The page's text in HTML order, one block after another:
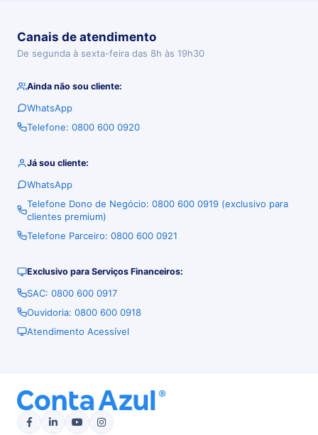
Canais de atendimento
De segunda à sexta-feira das 8h às 19h30
Ainda não sou cliente:
WhatsApp
Telefone: 0800 600 0920
Já sou cliente:
WhatsApp
Telefone Dono de Negócio: 0800 600 0919 (exclusivo para
clientes premium)
Telefone Parceiro: 0800 600 0921
Exclusivo para Serviços Financeiros:
SAC: 0800 600 0917
Ouvidoria: 0800 600 0918
Atendimento Acessível